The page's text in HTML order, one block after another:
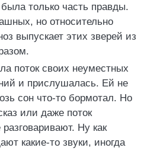
только часть правды.
но относительно
выпускает этих зверей из
поток своих неуместных
и прислушалась. Ей не
сон что-то бормотал. Но
или даже поток
Ну как
какие-то звуки, иногда